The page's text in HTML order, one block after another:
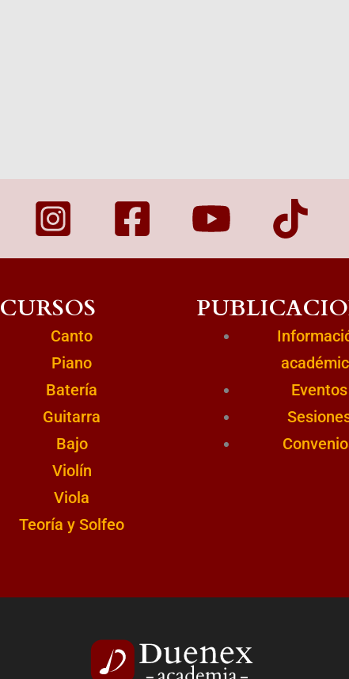
CURSOS
Canto
Piano
Batería
Guitarra
Bajo
Violín
Viola
Teoría y Solfeo
Eventos